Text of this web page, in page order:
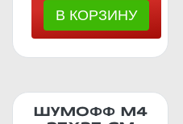
ШУМОФФ М4